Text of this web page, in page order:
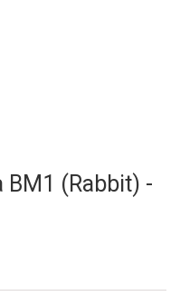
BM1 (Rabbit) -